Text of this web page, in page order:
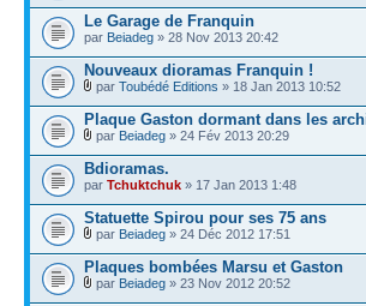
Le Garage de Franquin
par Beiadeg » 28 Nov 2013 20:42
Nouveaux dioramas Franquin !
par Toubédé Editions » 18 Jan 2013 10:52
Plaque Gaston dormant dans les
par Beiadeg » 24 Fév 2013 20:29
Bdioramas.
par Tchuktchuk » 17 Jan 2013 1:48
Statuette Spirou pour ses 75 ans
par Beiadeg » 24 Déc 2012 17:51
Plaques bombées Marsu et Gaston
par Beiadeg » 23 Nov 2012 20:52